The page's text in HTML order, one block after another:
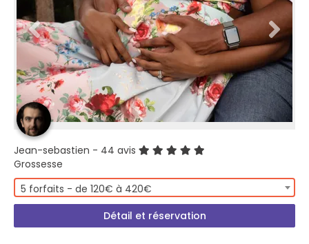
Jean-sebastien - 44 avis
Grossesse
5 forfaits - de 120€ à 420€
Détail et réservation